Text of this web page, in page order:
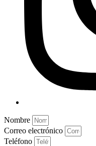
Nombre
Correo electrónico
Teléfono